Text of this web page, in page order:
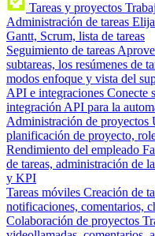
Tareas y proyectos
Administración de tareas
Gantt, Scrum, lista de tareas
Seguimiento de tareas
subtareas, los resúmenes de
modos enfoque y vista del
API e integraciones Conecte
integración API para la
Administración de proyectos
planificación de proyecto,
Rendimiento del empleado
de tareas, administración de
y KPI
Tareas móviles Creación de
notificaciones, comentarios,
Colaboración de proyectos